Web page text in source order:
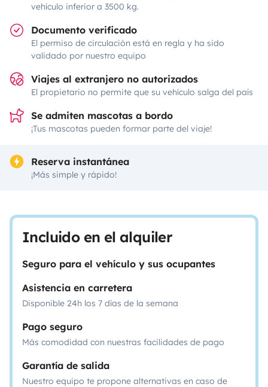
vehículo inferior a 3500 kg.
Documento verificado
El permiso de circulación está en regla y ha sido
validado por nuestro equipo
Viajes al extranjero no autorizados
El propietario no permite que su vehículo salga del país
Se admiten mascotas a bordo
¡Tus mascotas pueden formar parte del viaje!
Reserva instantánea
¡Más simple y rápido!
Incluido en el alquiler
Seguro para el vehículo y sus ocupantes
Asistencia en carretera
Disponible 24h los 7 días de la semana
Pago seguro
Más comodidad con nuestras facilidades de pago
Garantía de salida
Nuestro equipo te propone alternativas en caso de